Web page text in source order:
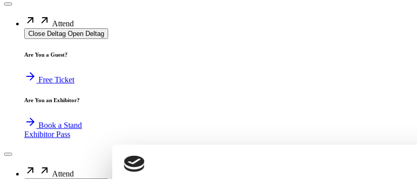
Attend
Close Deltag Open Deltag
Are You a Guest?
Free Ticket
Are You an Exhibitor?
Book a Stand
Exhibitor Pass
Attend